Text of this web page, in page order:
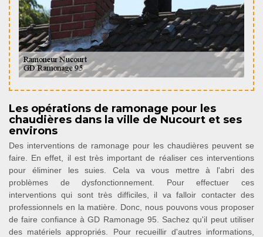
Les opérations de ramonage pour les
chaudières dans la ville de Nucourt et ses
environs
Des interventions de ramonage pour les chaudières peuvent se
faire. En effet, il est très important de réaliser ces interventions
pour éliminer les suies. Cela va vous mettre à l'abri des
problèmes de dysfonctionnement. Pour effectuer ces
interventions qui sont très difficiles, il va falloir contacter des
professionnels en la matière. Donc, nous pouvons vous proposer
de faire confiance à GD Ramonage 95. Sachez qu'il peut utiliser
des matériels appropriés. Pour recueillir d'autres informations,